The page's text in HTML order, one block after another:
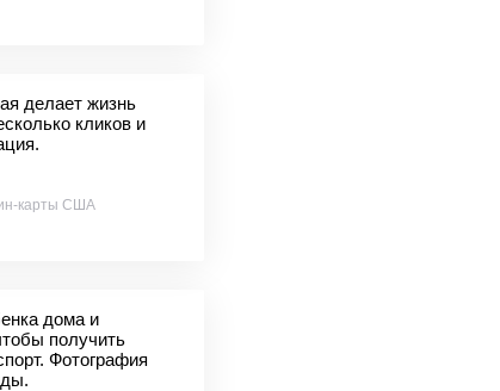
делает жизнь
кликов и
карты США
дома и
получить
Фотография